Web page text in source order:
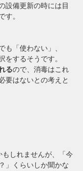
設備更新の時には目
す。
も「使わない」、
をするそうです。
るので、消毒はこれ
要はないとの考えと
もしれませんが、「今
」くらいしか聞かな